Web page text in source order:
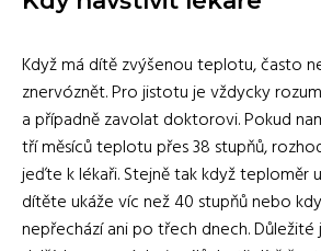
Když má dítě zvýšenou teplotu, často
znervóznět. Pro jistotu je vždycky
a případně zavolat doktorovi. Pokud
tří měsíců teplotu přes 38 stupňů,
jeďte k lékaři. Stejně tak když teploměr
dítěte ukáže víc než 40 stupňů nebo
nepřechází ani po třech dnech.